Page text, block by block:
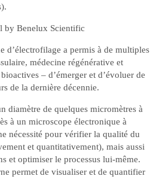
d’électrofilage a permis à de multiples
médecine régénérative et
– d’émerger et d’évoluer de
de la dernière décennie.
diamètre de quelques micromètres à
à un microscope électronique à
nécessité pour vérifier la qualité du
et quantitativement), mais aussi
et optimiser le processus lui-même.
permet de visualiser et de quantifier